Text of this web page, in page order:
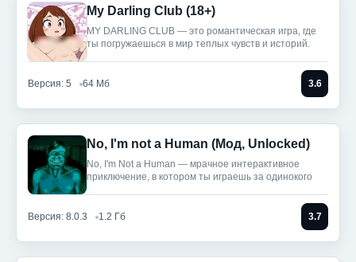
My Darling Club (18+)
MY DARLING CLUB — это романтическая игра, где
ты погружаешься в мир теплых чувств и историй.
Версия: 5 64 Мб 3.6
No, I'm not a Human (Мод, Unlocked)
No, I'm Not a Human — мрачное интерактивное
приключение, в котором ты играешь за одинокого
Версия: 8.0.3 1.2 Гб 3.7